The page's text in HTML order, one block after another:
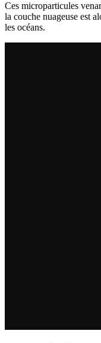
Ces microparticules
la couche nuageuse est
les océans.